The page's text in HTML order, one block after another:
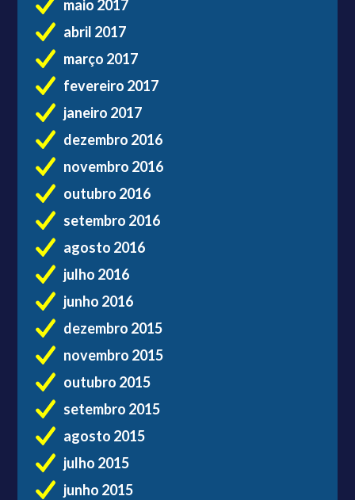
maio 2017
abril 2017
março 2017
fevereiro 2017
janeiro 2017
dezembro 2016
novembro 2016
outubro 2016
setembro 2016
agosto 2016
julho 2016
junho 2016
dezembro 2015
novembro 2015
outubro 2015
setembro 2015
agosto 2015
julho 2015
junho 2015